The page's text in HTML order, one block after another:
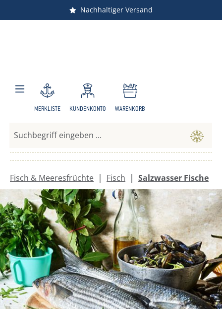
Zum Hauptinhalt springen
Angebote
Nachhaltiger Versand
MERKLISTE KUNDENKONTO WARENKORB
Fisch & Meeresfrüchte | Fisch | Salzwasser Fische